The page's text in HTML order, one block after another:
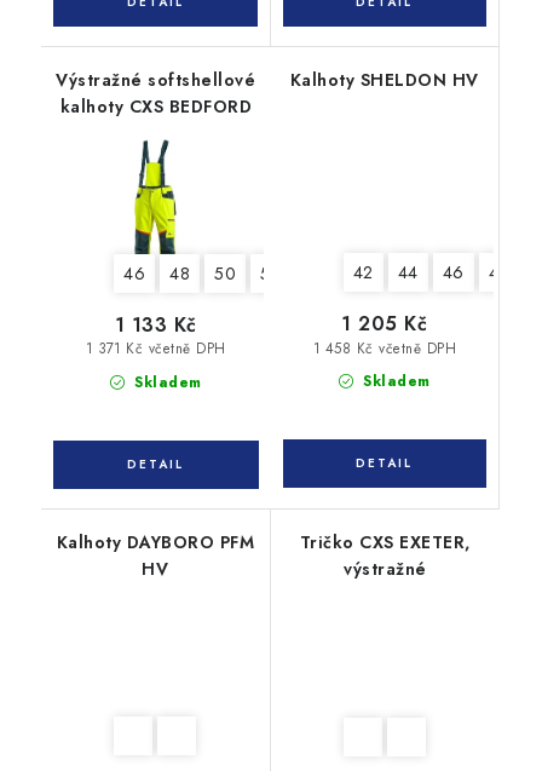
Výstražné softshellové
kalhoty CXS BEDFORD
46 48 50 52 56 58 60 62
Skladem
1 371 Kč včetně DPH
1 133 Kč
Kalhoty SHELDON HV
42 44 46 48
Skladem
1 458 Kč včetně DPH
1 205 Kč
Kalhoty DAYBORO PFM
HV
Tričko CXS EXETER,
výstražné